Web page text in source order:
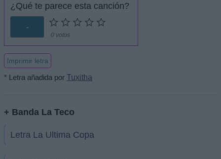
¿Qué te parece esta canción?
-
0 votos
Imprimir letra
* Letra añadida por Tuxitha
+ Banda La Teco
Letra La Ultima Copa